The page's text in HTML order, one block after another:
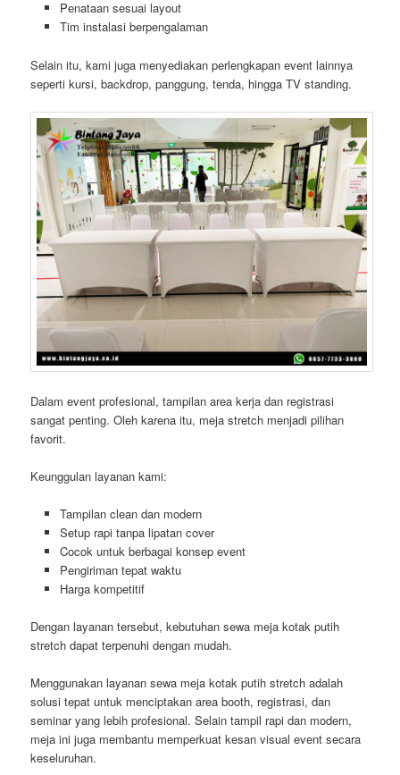
Penataan sesuai layout
Tim instalasi berpengalaman
Selain itu, kami juga menyediakan perlengkapan event lainnya
seperti kursi, backdrop, panggung, tenda, hingga TV standing.
Dalam event profesional, tampilan area kerja dan registrasi
sangat penting. Oleh karena itu, meja stretch menjadi pilihan
favorit.
Keunggulan layanan kami:
Tampilan clean dan modern
Setup rapi tanpa lipatan cover
Cocok untuk berbagai konsep event
Pengiriman tepat waktu
Harga kompetitif
Dengan layanan tersebut, kebutuhan sewa meja kotak putih
stretch dapat terpenuhi dengan mudah.
Menggunakan layanan sewa meja kotak putih stretch adalah
solusi tepat untuk menciptakan area booth, registrasi, dan
seminar yang lebih profesional. Selain tampil rapi dan modern,
meja ini juga membantu memperkuat kesan visual event secara
keseluruhan.